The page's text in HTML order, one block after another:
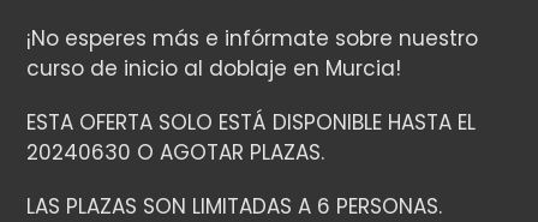
¡No esperes más e infórmate sobre nuestro
curso de inicio al doblaje en Murcia!
ESTA OFERTA SOLO ESTÁ DISPONIBLE HASTA EL
20240630 O AGOTAR PLAZAS.
LAS PLAZAS SON LIMITADAS A 6 PERSONAS.